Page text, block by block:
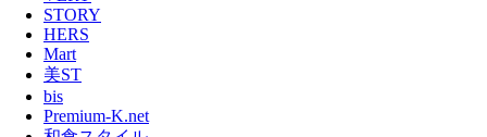
STORY
HERS
Mart
美ST
bis
Premium-K.net